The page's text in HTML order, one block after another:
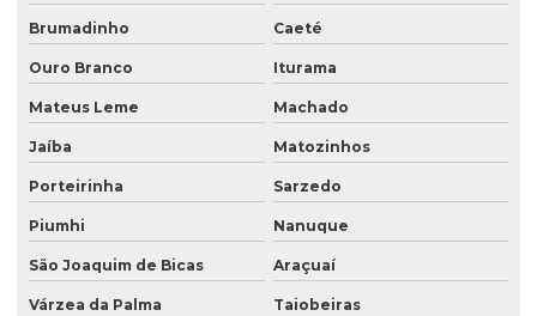
Brumadinho Caeté
Ouro Branco Iturama
Mateus Leme Machado
Jaíba Matozinhos
Porteirinha Sarzedo
Piumhi Nanuque
São Joaquim de Bicas Araçuaí
Várzea da Palma Taiobeiras